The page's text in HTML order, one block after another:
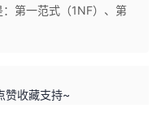
第一范式（1NF）、第
赞收藏支持~